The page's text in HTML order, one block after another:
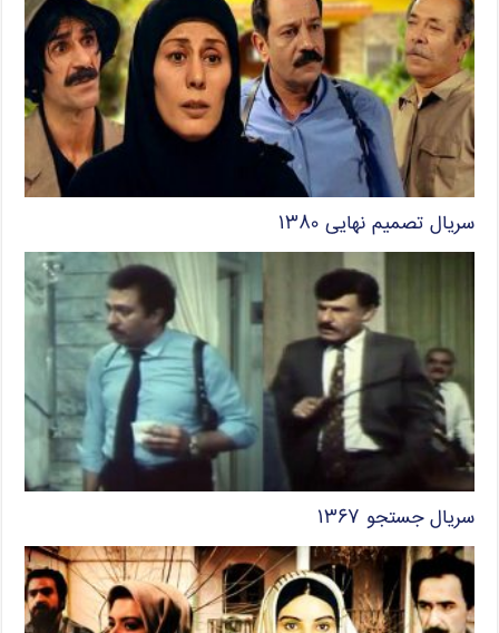
سریال تصمیم نهایی ۱۳۸۰
سریال جستجو ۱۳۶۷